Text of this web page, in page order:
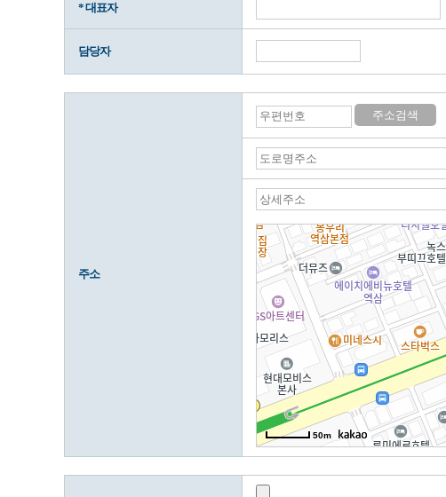
* 대표자
담당자
주소
주소검색
50m